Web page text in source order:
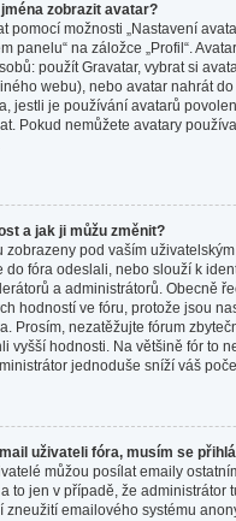
zobrazit avatar?
pomocí možnosti „Nastavení
panelu“ na záložce „Profil“.
použít Gravatar, vybrat si
webu), nebo avatar nahrát
jestli je používání avatarů
Pokud nemůžete avatary
a jak ji můžu změnit?
zobrazeny pod vaším
do fóra odeslali, nebo slouží k
a administrátorů. Obecně
hodností ve fóru, protože jsou
Prosím, nezatěžujte fórum
vyšší hodnosti. Na většině fór to
jednoduše sníží váš
uživateli fóra, musím se
můžou posílat emaily
to jen v případě, že administrátor
zneužití emailového systému